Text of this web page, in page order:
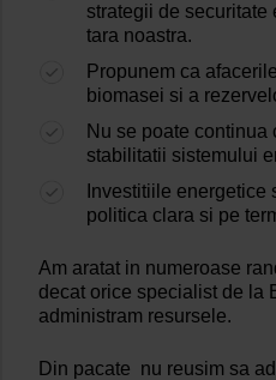
strategii de
tara noastra.
Propunem ca
biomasei si a
Nu se poate
stabilitatii sistemului
Investitiile
politica clara si pe
Am aratat in numeroase
decat orice specialist de
administram resursele.
Din pacate nu reusim sa